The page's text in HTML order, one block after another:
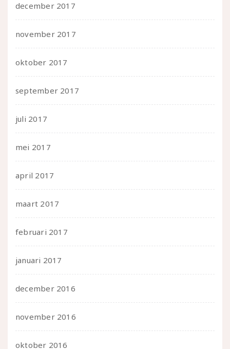
december 2017
november 2017
oktober 2017
september 2017
juli 2017
mei 2017
april 2017
maart 2017
februari 2017
januari 2017
december 2016
november 2016
oktober 2016